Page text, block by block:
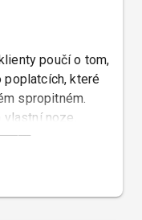
poučí o tom,
poplatcích, které
spropitném.
noze.
s výrazy,